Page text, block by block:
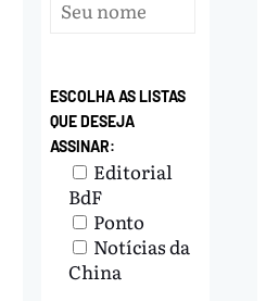
ESCOLHA AS LISTAS
QUE DESEJA
ASSINAR:
Editorial
BdF
Ponto
Notícias da
China